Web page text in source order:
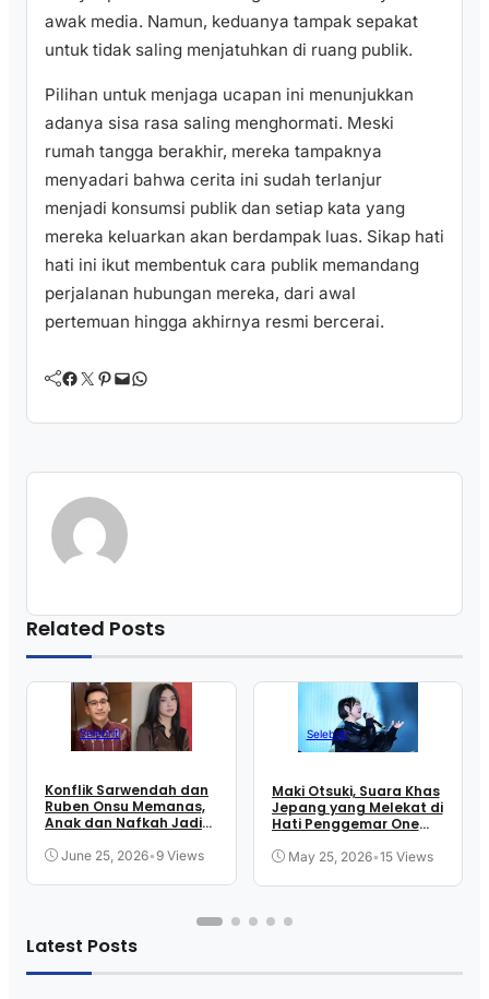
awak media. Namun, keduanya tampak sepakat
untuk tidak saling menjatuhkan di ruang publik.
Pilihan untuk menjaga ucapan ini menunjukkan
adanya sisa rasa saling menghormati. Meski
rumah tangga berakhir, mereka tampaknya
menyadari bahwa cerita ini sudah terlanjur
menjadi konsumsi publik dan setiap kata yang
mereka keluarkan akan berdampak luas. Sikap hati
hati ini ikut membentuk cara publik memandang
perjalanan hubungan mereka, dari awal
pertemuan hingga akhirnya resmi bercerai.
Facebook Twitter Pinterest Mail WhatsApp
Related Posts
Selebriti
Konflik Sarwendah dan
Ruben Onsu Memanas,
Anak dan Nafkah Jadi
June 25, 2026•9 Views
Selebriti
Maki Otsuki, Suara Khas
Jepang yang Melekat di
Hati Penggemar One
May 25, 2026•15 Views
Latest Posts